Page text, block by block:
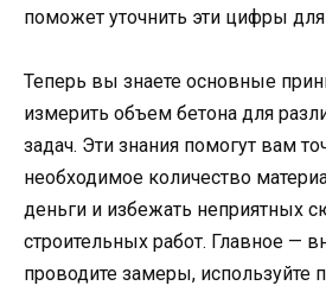
поможет уточнить эти цифры
Теперь вы знаете основные
измерить объем бетона для
задач. Эти знания помогут вам
необходимое количество
деньги и избежать неприятных
строительных работ. Главное —
проводите замеры, используйте